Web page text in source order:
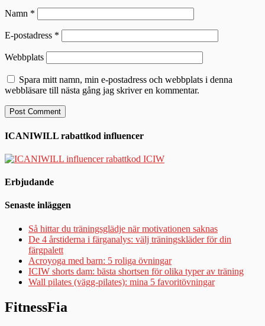
Namn *
E-postadress *
Webbplats
Spara mitt namn, min e-postadress och webbplats i denna
webbläsare till nästa gång jag skriver en kommentar.
ICANIWILL rabattkod influencer
Erbjudande
Senaste inläggen
Så hittar du träningsglädje när motivationen saknas
De 4 årstiderna i färganalys: välj träningskläder för din
färgpalett
Acroyoga med barn: 5 roliga övningar
ICIW shorts dam: bästa shortsen för olika typer av träning
Wall pilates (vägg-pilates): mina 5 favoritövningar
FitnessFia